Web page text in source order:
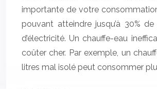
importante de votre
pouvant atteindre jusqu’à 30%
d’électricité. Un chauffe-eau
coûter cher. Par exemple, un
litres mal isolé peut consommer